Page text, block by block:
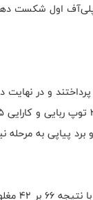
ستاد گاز را در مرحله